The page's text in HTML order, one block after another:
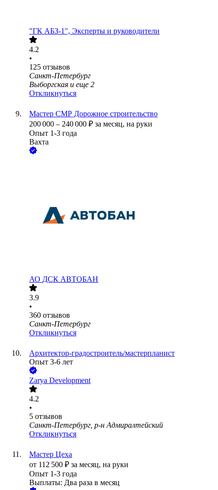
"ГК АБЗ-1", Эксперты и руководители
4.2
•
125 отзывов
Санкт-Петербург
Выборгская и еще 2
Откликнуться
Мастер СМР Дорожное строительство
200 000 – 240 000 ₽ за месяц, на руки
Опыт 1-3 года
Вахта
АО ДСК АВТОБАН
3.9
•
360 отзывов
Санкт-Петербург
Откликнуться
Архитектор-градостроитель/мастерпланист
Опыт 3-6 лет
Zarya Development
4.2
•
5 отзывов
Санкт-Петербург, р-н Адмиралтейский
Откликнуться
Мастер Цеха
от 112 500 ₽ за месяц, на руки
Опыт 1-3 года
Выплаты: Два раза в месяц